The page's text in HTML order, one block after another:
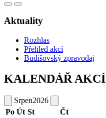
Aktuality
Rozhlas
Přehled akcí
Budišovský zpravodaj
KALENDÁŘ AKCÍ
Srpen2026
Po Út St Čt